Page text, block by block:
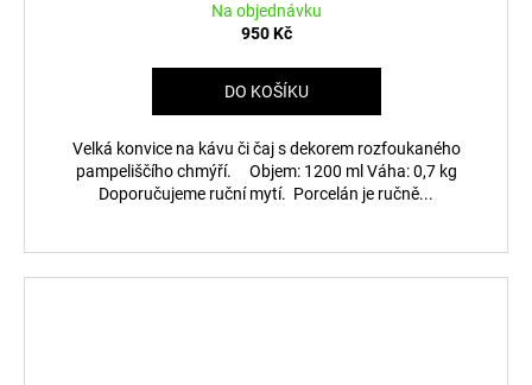
Na objednávku
950 Kč
DO KOŠÍKU
Velká konvice na kávu či čaj s dekorem rozfoukaného
pampeliščího chmýří. Objem: 1200 ml Váha: 0,7 kg
Doporučujeme ruční mytí. Porcelán je ručně...